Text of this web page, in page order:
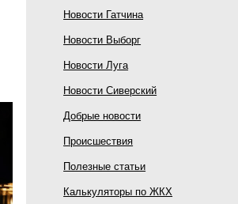
Новости Гатчина
Новости Выборг
Новости Луга
Новости Сиверский
Добрые новости
Происшествия
Полезные статьи
Калькуляторы по ЖКХ